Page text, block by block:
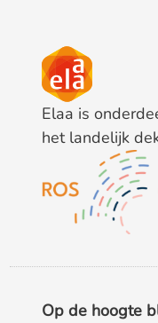
Elaa is
het landelijk
Op de hoogte